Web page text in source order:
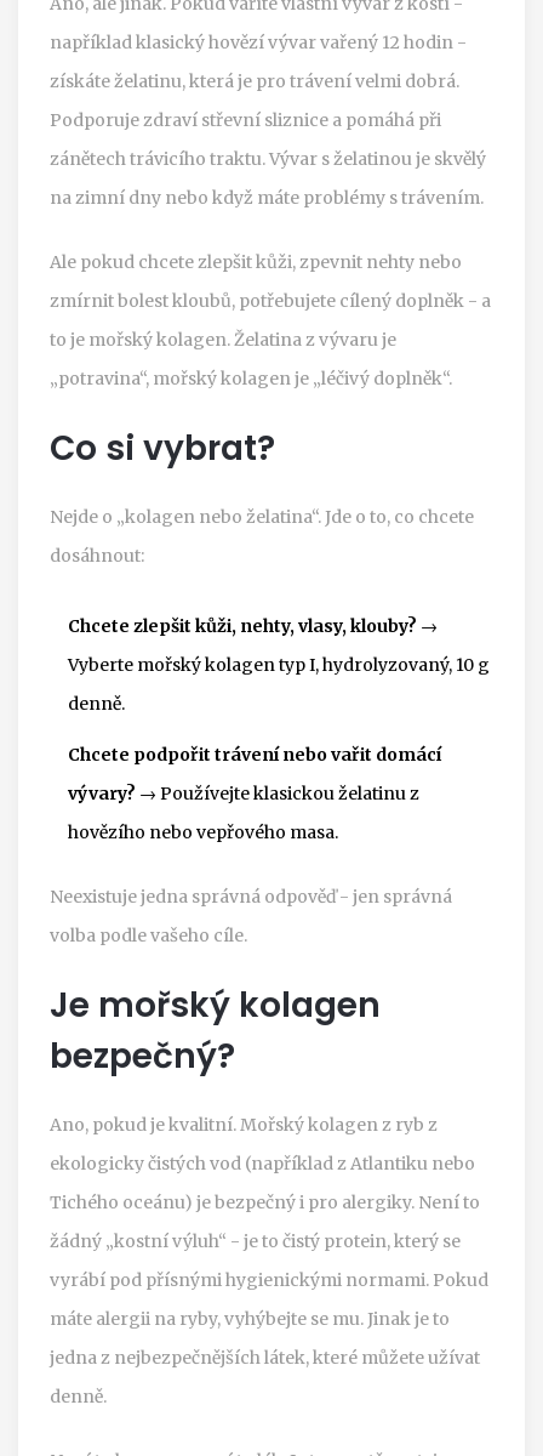
například klasický hovězí vývar vařený 12 hodin -
získáte želatinu, která je pro trávení velmi dobrá.
Podporuje zdraví střevní sliznice a pomáhá při
zánětech trávicího traktu. Vývar s želatinou je skvělý
na zimní dny nebo když máte problémy s trávením.
Ale pokud chcete zlepšit kůži, zpevnit nehty nebo
zmírnit bolest kloubů, potřebujete cílený doplněk - a
to je mořský kolagen. Želatina z vývaru je
„potravina“, mořský kolagen je „léčivý doplněk“.
Co si vybrat?
Nejde o „kolagen nebo želatina“. Jde o to, co chcete
dosáhnout:
Chcete zlepšit kůži, nehty, vlasy, klouby? →
Vyberte mořský kolagen typ I, hydrolyzovaný, 10 g
denně.
Chcete podpořit trávení nebo vařit domácí
vývary? → Používejte klasickou želatinu z
hovězího nebo vepřového masa.
Neexistuje jedna správná odpověď - jen správná
volba podle vašeho cíle.
Je mořský kolagen
bezpečný?
Ano, pokud je kvalitní. Mořský kolagen z ryb z
ekologicky čistých vod (například z Atlantiku nebo
Tichého oceánu) je bezpečný i pro alergiky. Není to
žádný „kostní výluh“ - je to čistý protein, který se
vyrábí pod přísnými hygienickými normami. Pokud
máte alergii na ryby, vyhýbejte se mu. Jinak je to
jedna z nejbezpečnějších látek, které můžete užívat
denně.